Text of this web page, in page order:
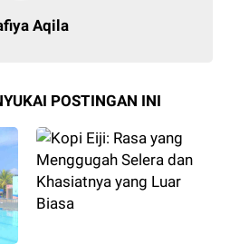
Aqila
POSTINGAN INI